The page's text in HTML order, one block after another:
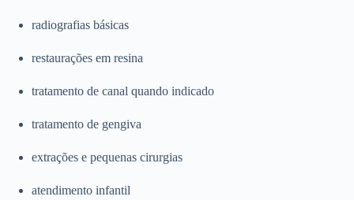
radiografias básicas
restaurações em resina
tratamento de canal quando indicado
tratamento de gengiva
extrações e pequenas cirurgias
atendimento infantil